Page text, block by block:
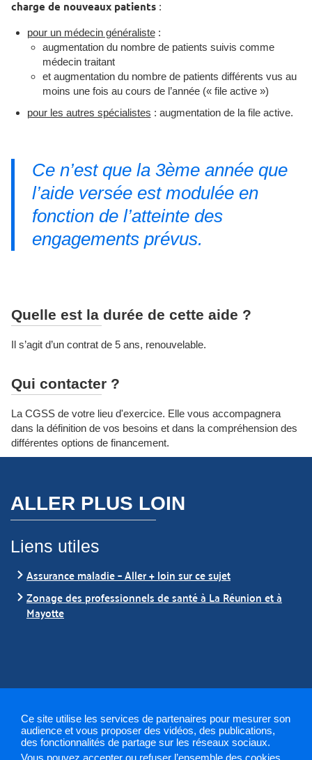
Ce site utilise les services de partenaires pour mesurer son
audience et vous proposer des vidéos, des publications,
des fonctionnalités de partage sur les réseaux sociaux.
Vous pouvez accepter ou refuser l’ensemble des cookies
charge de nouveaux patients :
pour un médecin généraliste:
augmentation du nombre de patients suivis comme
médecin traitant
et augmentation du nombre de patients différents vus au
moins une fois au cours de l’année (« file active »)
pour les autres spécialistes : augmentation de la file active.
Ce n’est que la 3ème année que
l’aide versée est modulée en
fonction de l’atteinte des
engagements prévus.
Quelle est la durée de cette aide ?
Il s’agit d’un contrat de 5 ans, renouvelable.
Qui contacter ?
La CGSS de votre lieu d'exercice. Elle vous accompagnera
dans la définition de vos besoins et dans la compréhension des
différentes options de financement.
ALLER PLUS LOIN
Liens utiles
Assurance maladie – Aller + loin sur ce sujet
Zonage des professionnels de santé à La Réunion et à
Mayotte
Mentions légales Plan du site Contact
Gestion des